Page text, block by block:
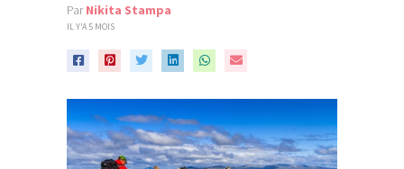
ParNikita Stampa
IL Y'A 5 MOIS